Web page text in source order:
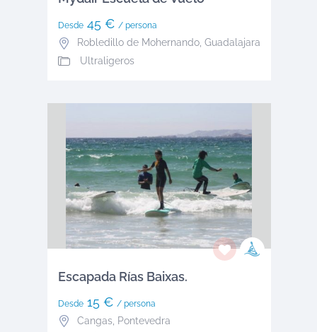
Desde45 € / persona
Robledillo de Mohernando, Guadalajara
Ultraligeros
Escapada Rías Baixas.
Desde15 € / persona
Cangas, Pontevedra